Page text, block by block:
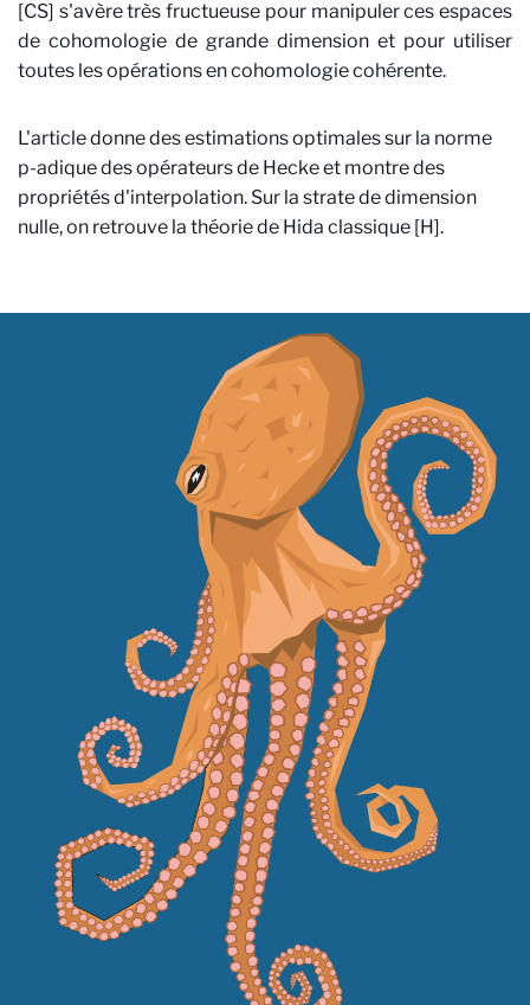
[CS] s'avère très fructueuse pour manipuler ces espaces
de cohomologie de grande dimension et pour utiliser
toutes les opérations en cohomologie cohérente.
L'article donne des estimations optimales sur la norme
p-adique des opérateurs de Hecke et montre des
propriétés d'interpolation. Sur la strate de dimension
nulle, on retrouve la théorie de Hida classique [H].